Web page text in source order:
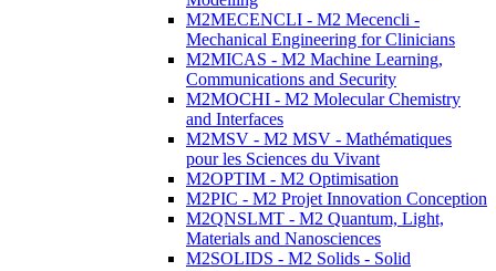
M2MECENCLI - M2 Mecencli -
Mechanical Engineering for Clinicians
M2MICAS - M2 Machine Learning,
Communications and Security
M2MOCHI - M2 Molecular Chemistry
and Interfaces
M2MSV - M2 MSV - Mathématiques
pour les Sciences du Vivant
M2OPTIM - M2 Optimisation
M2PIC - M2 Projet Innovation Conception
M2QNSLMT - M2 Quantum, Light,
Materials and Nanosciences
M2SOLIDS - M2 Solids - Solid